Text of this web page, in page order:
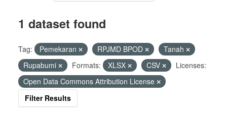
1 dataset found
Tag: Pemekaran RPJMD BPOD
Tanah
Rupabumi
Formats: XLSX CSV
Licenses:
Open Data Commons Attribution License
Filter Results